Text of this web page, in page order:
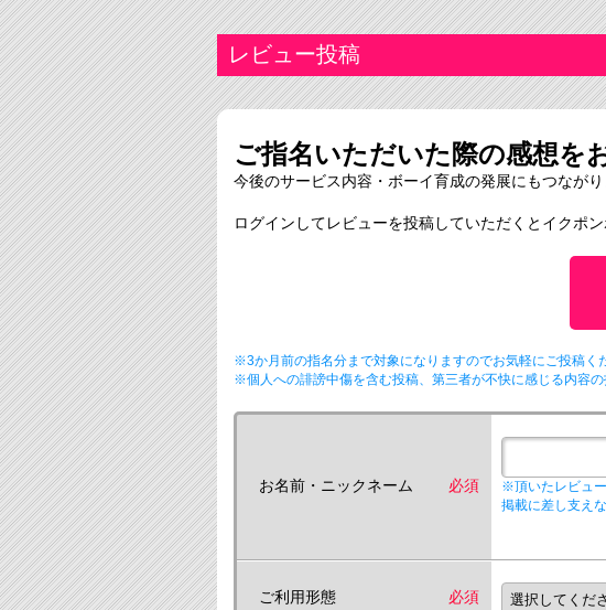
レビュー投稿
ご指名いただいた際の感想を
今後のサービス内容・ボーイ育成の発展にもつなが
ログインしてレビューを投稿していただくとイクポ
※3か月前の指名分まで対象になりますのでお気軽にご投稿
※個人への誹謗中傷を含む投稿、第三者が不快に感じる内容の
お名前・ニックネーム 必須
※頂いたレビュ
掲載に差し支え
ご利用形態 必須